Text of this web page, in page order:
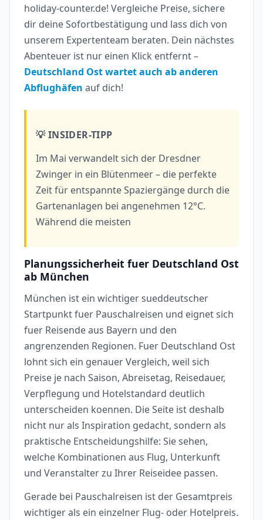
holiday-counter.de! Vergleiche Preise, sichere
dir deine Sofortbestätigung und lass dich von
unserem Expertenteam beraten. Dein nächstes
Abenteuer ist nur einen Klick entfernt –
Deutschland Ost wartet auch ab anderen
Abflughäfen auf dich!
💡 INSIDER-TIPP
Im Mai verwandelt sich der Dresdner
Zwinger in ein Blütenmeer – die perfekte
Zeit für entspannte Spaziergänge durch die
Gartenanlagen bei angenehmen 12°C.
Während die meisten
Planungssicherheit fuer Deutschland Ost
ab München
München ist ein wichtiger sueddeutscher
Startpunkt fuer Pauschalreisen und eignet sich
fuer Reisende aus Bayern und den
angrenzenden Regionen. Fuer Deutschland Ost
lohnt sich ein genauer Vergleich, weil sich
Preise je nach Saison, Abreisetag, Reisedauer,
Verpflegung und Hotelstandard deutlich
unterscheiden koennen. Die Seite ist deshalb
nicht nur als Inspiration gedacht, sondern als
praktische Entscheidungshilfe: Sie sehen,
welche Kombinationen aus Flug, Unterkunft
und Veranstalter zu Ihrer Reiseidee passen.
Gerade bei Pauschalreisen ist der Gesamtpreis
wichtiger als ein einzelner Flug- oder Hotelpreis.